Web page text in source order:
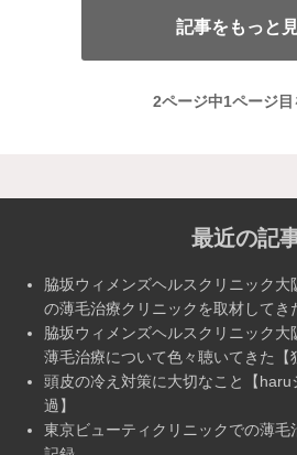
記事をもっと
2ページ中1ページ
最近の記
脇坂ウィメンズヘルスクリニック
の薄毛治療クリニックを取材してき
脇坂ウィメンズヘルスクリニック
薄毛治療について色々聴いてきた【
頭皮の冷え対策に大切なこと【
過】
東京ビューティクリニックでの薄